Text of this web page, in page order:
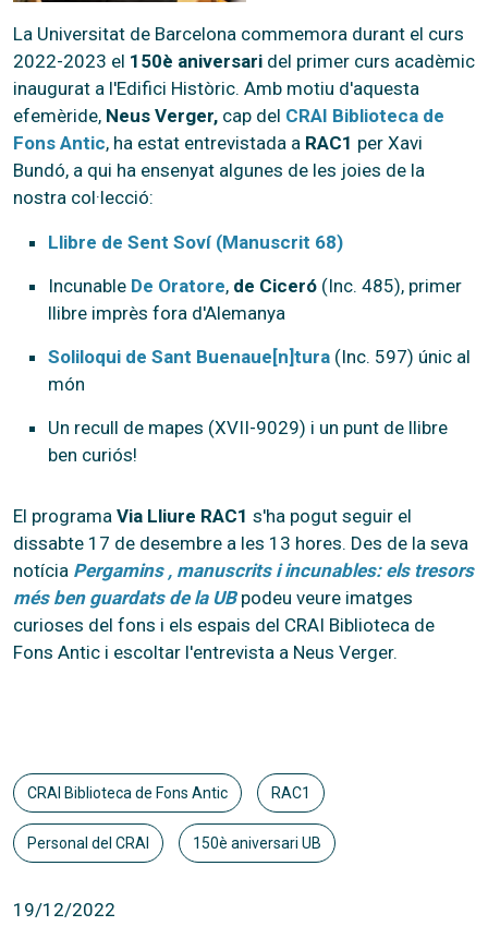
La Universitat de Barcelona commemora durant el curs
2022-2023 el 150è aniversari del primer curs acadèmic
inaugurat a l'Edifici Històric. Amb motiu d'aquesta
efemèride, Neus Verger, cap del CRAI Biblioteca de
Fons Antic, ha estat entrevistada a RAC1 per Xavi
Bundó, a qui ha ensenyat algunes de les joies de la
nostra col·lecció:
Llibre de Sent Soví (Manuscrit 68)
Incunable De Oratore, de Ciceró (Inc. 485), primer
llibre imprès fora d'Alemanya
Soliloqui de Sant Buenaue[n]tura (Inc. 597) únic al
món
Un recull de mapes (XVII-9029) i un punt de llibre
ben curiós!
El programa Via Lliure RAC1 s'ha pogut seguir el
dissabte 17 de desembre a les 13 hores. Des de la seva
notícia Pergamins , manuscrits i incunables: els tresors
més ben guardats de la UBpodeu veure imatges
curioses del fons i els espais del CRAI Biblioteca de
Fons Antic i escoltar l'entrevista a Neus Verger.
CRAI Biblioteca de Fons Antic RAC1
Personal del CRAI 150è aniversari UB
19/12/2022